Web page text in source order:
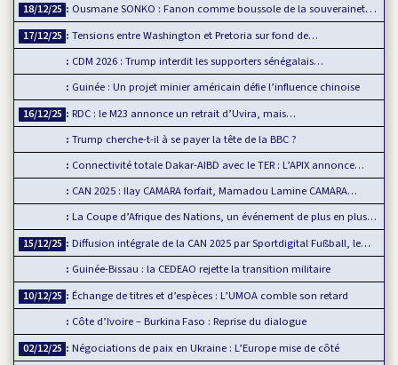
18/12/25 Ousmane SONKO : Fanon comme boussole de la souveraineté…
17/12/25
Tensions entre Washington et Pretoria sur fond de…
CDM 2026 : Trump interdit les supporters sénégalais…
Guinée : Un projet minier américain défie l’influence chinoise
16/12/25
RDC : le M23 annonce un retrait d’Uvira, mais…
Trump cherche-t-il à se payer la tête de la BBC ?
Connectivité totale Dakar-AIBD avec le TER : L’APIX annonce…
CAN 2025 : Ilay CAMARA forfait, Mamadou Lamine CAMARA…
La Coupe d’Afrique des Nations, un événement de plus en plus…
15/12/25
Diffusion intégrale de la CAN 2025 par Sportdigital Fußball, le…
Guinée-Bissau : la CEDEAO rejette la transition militaire
10/12/25
Échange de titres et d’espèces : L’UMOA comble son retard
Côte d’Ivoire – Burkina Faso : Reprise du dialogue
02/12/25
Négociations de paix en Ukraine : L’Europe mise de côté